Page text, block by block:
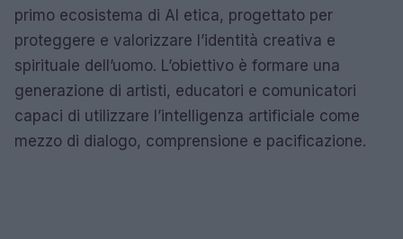
primo ecosistema di AI etica, progettato per
proteggere e valorizzare l’identità creativa e
spirituale dell’uomo. L’obiettivo è formare una
generazione di artisti, educatori e comunicatori
capaci di utilizzare l’intelligenza artificiale come
mezzo di dialogo, comprensione e pacificazione.